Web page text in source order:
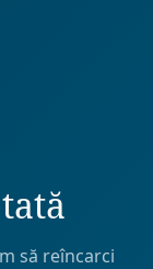
să reîncarci